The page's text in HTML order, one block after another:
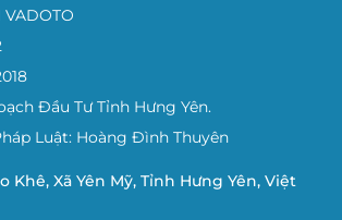
148 Ngô Thì Nhậm, Phường Trung
Nghệ An
0981 84 33 88
VADOTO
Đầu Tư Tỉnh Hưng Yên.
Luật: Hoàng Đình Thuyên
Khê, Xã Yên Mỹ, Tỉnh Hưng Yên, Việt